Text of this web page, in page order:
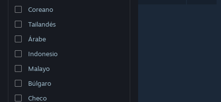
Descargar Steam Mobile
Ver versión clásica
Coreano
Tailandés
Árabe
Indonesio
Malayo
Búlgaro
Checo